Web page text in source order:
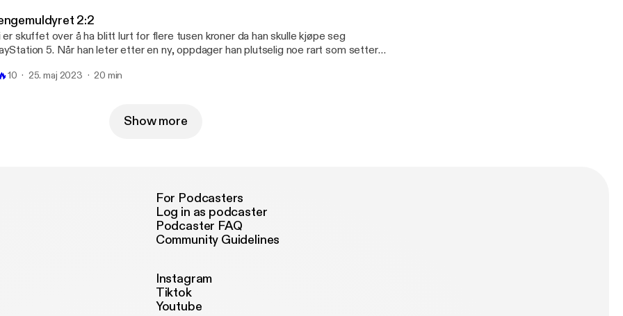
2:2
er skuffet over å ha blitt lurt for flere tusen kroner da han skulle kjøpe seg
5. Når han leter etter en ny, oppdager han plutselig noe rart som setter
10 25. maj 2023 20 min
Show more
For Podcasters
Log in as podcaster
Podcaster FAQ
Community Guidelines
Instagram
Tiktok
Youtube